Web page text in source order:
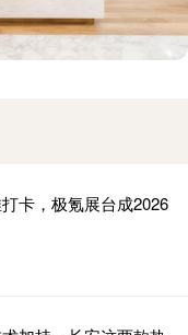
卡，极氪展台成2026